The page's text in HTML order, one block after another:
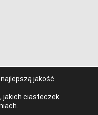
Ostrowiec 2026 Radio
z
jakość
jakich ciasteczek